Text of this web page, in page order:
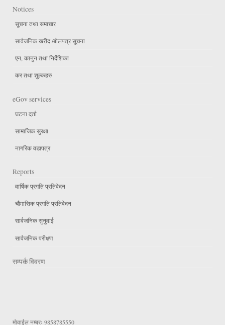
Notices
सूचना तथा समाचार
सार्वजनिक खरीद /बोलपत्र सूचना
एन, कानुन तथा निर्देशिका
कर तथा शुल्कहरु
eGov services
घटना दर्ता
सामाजिक सुरक्षा
नागरिक वडापत्र
Reports
वार्षिक प्रगति प्रतिवेदन
चौमासिक प्रगति प्रतिवेदन
सार्वजनिक सुनुवाई
सार्वजनिक परीक्षण
सम्पर्क विवरण
मोवाईल नम्बरः 9858785550